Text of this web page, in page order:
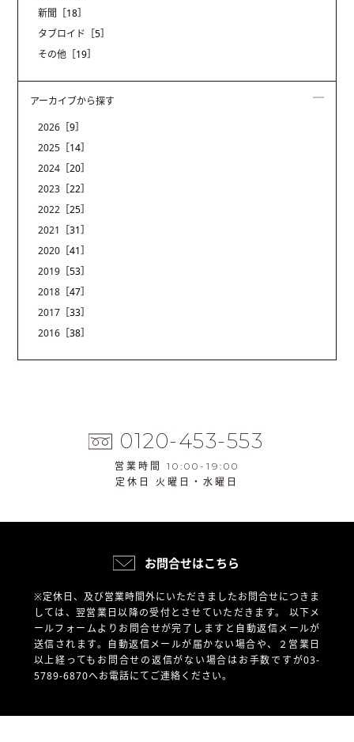
新聞 ［18］
タブロイド ［5］
その他 ［19］
アーカイブから探す
2026 ［9］
2025 ［14］
2024 ［20］
2023 ［22］
2022 ［25］
2021
［31］
2020 ［41］
2019 ［53］
2018 ［47］
2017 ［33］
2016 ［38］
0120-453-553
営業時間 10:00-19:00
定休日 火曜日・水曜日
お問合せはこちら
※定休日、及び営業時間外にいただきましたお問合せにつきま
しては、翌営業日以降の受付とさせていただきます。 以下メ
ールフォームよりお問合せが完了しますと自動返信メールが
送信されます。自動返信メールが届かない場合や、
２営業日
以上経ってもお問合せの返信がない場合はお手数ですが03-
5789-6870へお電話にてご連絡ください。